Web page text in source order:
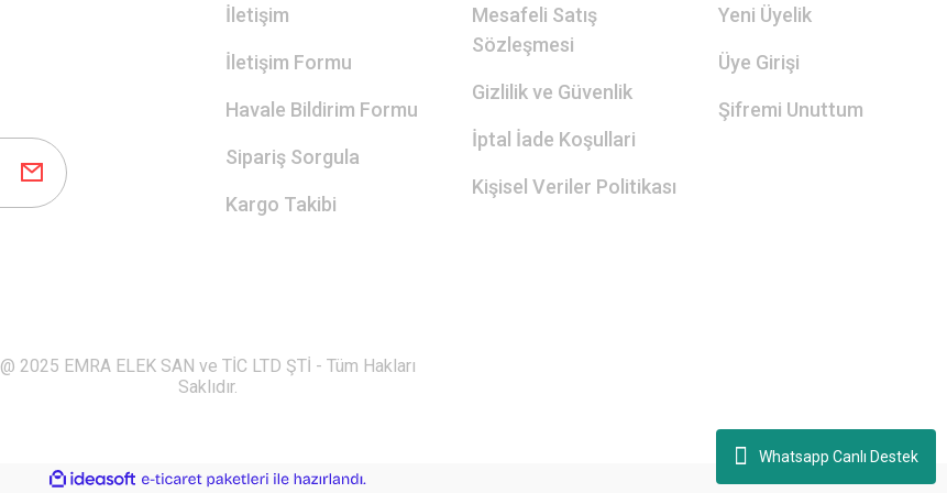
Whatsapp Canlı Destek
İletişim
İletişim Formu
Havale Bildirim Formu
Sipariş Sorgula
Kargo Takibi
Mesafeli Satış
Sözleşmesi
Gizlilik ve Güvenlik
İptal İade Koşullari
Kişisel Veriler Politikası
Yeni Üyelik
Üye Girişi
Şifremi Unuttum
@ 2025 EMRA ELEK SAN ve TİC LTD ŞTİ - Tüm Hakları
Saklıdır.
ideasoft
e-